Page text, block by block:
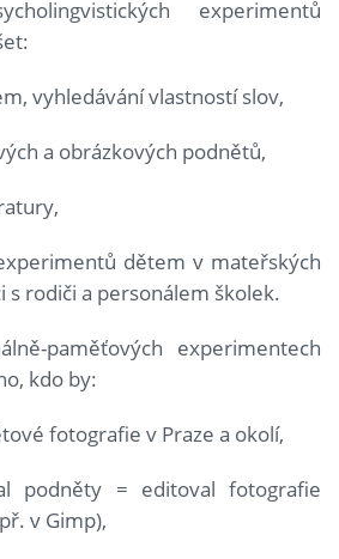
experimentů
vyhledávání vlastností slov,
a obrázkových podnětů,
dětem v mateřských
s rodiči a personálem školek.
paměťových experimentech
kdo by:
fotografie v Praze a okolí,
= editoval fotografie
v Gimp),